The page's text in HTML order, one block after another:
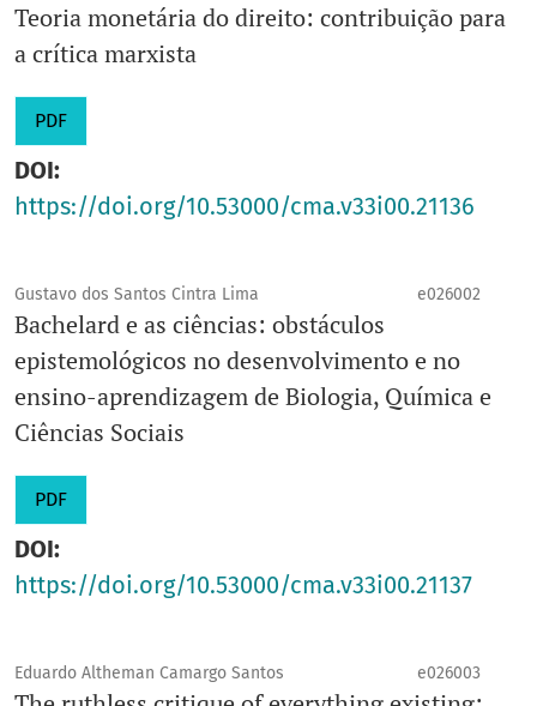
E-mails :critica.marxista.brasil@gmail.com
Unidade: IFCH
Editor responsável
Prefixo DOI
Teoria monetária do direito: contribuição para
a crítica marxista
PDF
DOI:
https://doi.org/10.53000/cma.v33i00.21136
Gustavo dos Santos Cintra Lima e026002
Bachelard e as ciências: obstáculos
epistemológicos no desenvolvimento e no
ensino-aprendizagem de Biologia, Química e
Ciências Sociais
PDF
DOI:
https://doi.org/10.53000/cma.v33i00.21137
Eduardo Altheman Camargo Santos e026003